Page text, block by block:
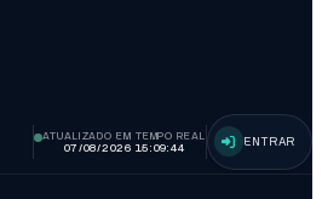
ATUALIZADO EM TEMPO REAL
07/08/2026 15:09:45
ENTRAR